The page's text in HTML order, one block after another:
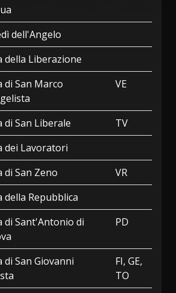
dell'Angelo
della Liberazione
di San Marco
VE
di San Liberale
TV
dei Lavoratori
di San Zeno
VR
della Repubblica
di Sant'Antonio di
PD
di San Giovanni
FI, GE,
TO